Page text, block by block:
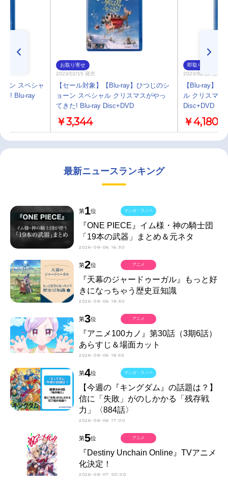
ーン スペシャ
た! Blu-ray
お取り寄せ
2023/02/15 発売
【セール対象】【Blu-ray】ひつじのシ
ョーン スペシャル クリスマスがやっ
てきた! Blu-ray Disc+DVD
￥3,344
即取り
2023/02/15 発売
【Blu-ray】
ル クリスマス
Disc+DVD
￥4,180
最新ニュースランキング
第1位
『ONE PIECE』イム様・神の騎士団
「19本の武器」まとめ＆元ネタ
2026-08-06 16:30
マンガ・ラノベ
第2位
『天幕のジャードゥーガル』もっと好
きになっちゃう歴史豆知識
2026-08-06 18:30
アニメ
第3位
『アニメ100カノ』第30話（3期6話）
あらすじ＆場面カット
2026-08-06 18:55
アニメ
第4位
【今週の『キングダム』の話題は？】
信に「失敗」がのしかかる「残存戦
力」〈884話〉
2026-08-06 17:00
マンガ・ラノベ
第5位
『Destiny Unchain Online』TVアニメ
化決定！
2026-08-07 00:00
アニメ